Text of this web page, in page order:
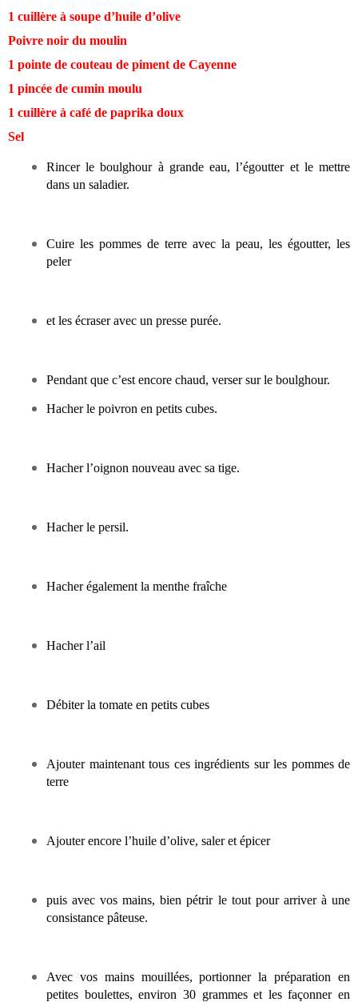
1 cuillère à soupe d’huile d’olive
Poivre noir du moulin
1 pointe de couteau de piment de Cayenne
1 pincée de cumin moulu
1 cuillère à café de paprika doux
Sel
Rincer le boulghour à grande eau, l’égoutter et le mettre
dans un saladier.
Cuire les pommes de terre avec la peau, les égoutter, les
peler
et les écraser avec un presse purée.
Pendant que c’est encore chaud, verser sur le boulghour.
Hacher le poivron en petits cubes.
Hacher l’oignon nouveau avec sa tige.
Hacher le persil.
Hacher également la menthe fraîche
Hacher l’ail
Débiter la tomate en petits cubes
Ajouter maintenant tous ces ingrédients sur les pommes de
terre
Ajouter encore l’huile d’olive, saler et épicer
puis avec vos mains, bien pétrir le tout pour arriver à une
consistance pâteuse.
Avec vos mains mouillées, portionner la préparation en
petites boulettes, environ 30 grammes et les façonner en